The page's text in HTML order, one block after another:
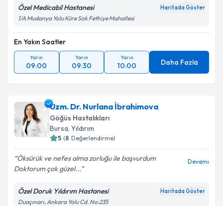
Kişisel verilerimin işlenmesine ilişkinAydınlatma
'ni okudum ve kişisel verilerimin belirtilen
kapsamda işlenmesini kabul ediyorum.
Takvim Talebini Gönder
Özel Medicabil Hastanesi Haritada Göster
1/A Mudanya Yolu Küre Sok Fethiye Mahallesi
En Yakın Saatler
Yarın
09:00
Yarın
09:30
Yarın
10:00 Daha Fazla
Uzm. Dr. Nurlana İbrahimova
Göğüs Hastalıkları
Bursa, Yıldırım
5 (8 Değerlendirme)
Öksürük ve nefes alma zorluğu ile başvurdum
Doktorum çok güzel...
Devamı
Özel Doruk Yıldırım Hastanesi Haritada Göster
Duaçınarı, Ankara Yolu Cd. No:235